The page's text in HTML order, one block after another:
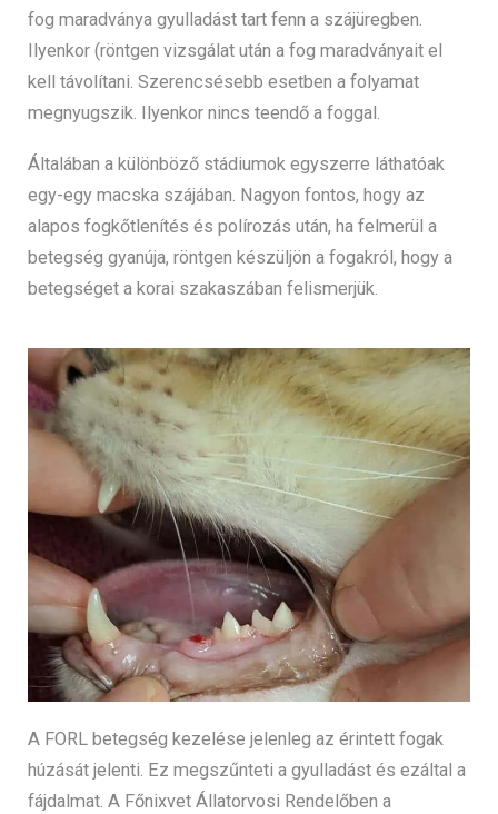
fog maradványa gyulladást tart fenn a szájüregben.
Ilyenkor (röntgen vizsgálat után a fog maradványait el
kell távolítani. Szerencsésebb esetben a folyamat
megnyugszik. Ilyenkor nincs teendő a foggal.
Általában a különböző stádiumok egyszerre láthatóak
egy-egy macska szájában. Nagyon fontos, hogy az
alapos fogkőtlenítés és polírozás után, ha felmerül a
betegség gyanúja, röntgen készüljön a fogakról, hogy a
betegséget a korai szakaszában felismerjük.
A FORL betegség kezelése jelenleg az érintett fogak
húzását jelenti. Ez megszűnteti a gyulladást és ezáltal a
fájdalmat. A Főnixvet Állatorvosi Rendelőben a